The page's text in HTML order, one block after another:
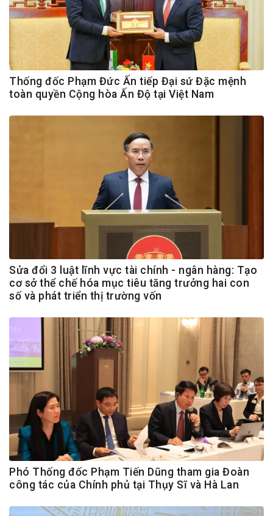
Thống đốc Phạm Đức Ấn tiếp Đại sứ Đặc mệnh
toàn quyền Cộng hòa Ấn Độ tại Việt Nam
Sửa đổi 3 luật lĩnh vực tài chính - ngân hàng: Tạo
cơ sở thể chế hóa mục tiêu tăng trưởng hai con
số và phát triển thị trường vốn
Phó Thống đốc Phạm Tiến Dũng tham gia Đoàn
công tác của Chính phủ tại Thụy Sĩ và Hà Lan